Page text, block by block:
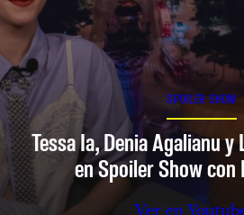
SPOILER SHOW
Tessa Ia, Denia Agalianu
en Spoiler Show con
Ver en